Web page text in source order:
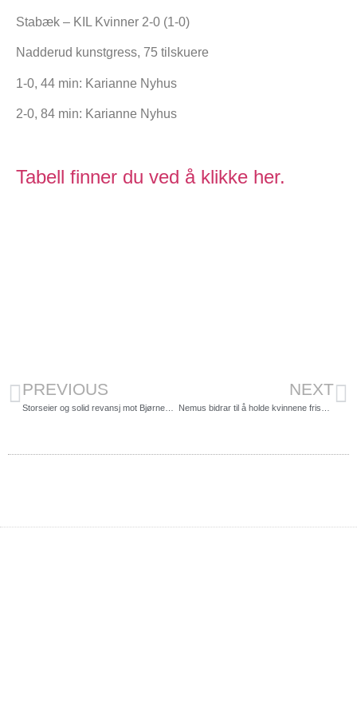
Stabæk – KIL Kvinner 2-0 (1-0)
Nadderud kunstgress, 75 tilskuere
1-0, 44 min: Karianne Nyhus
2-0, 84 min: Karianne Nyhus
Tabell finner du ved å klikke her.
PREVIOUS NEXT